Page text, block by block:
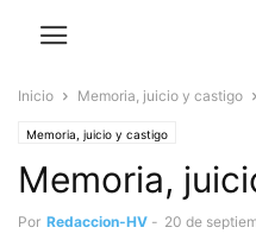
Inicio Memoria, juicio y castigo
Memoria, juicio y castigo
Memoria,
Por Redaccion-HV - 20 de